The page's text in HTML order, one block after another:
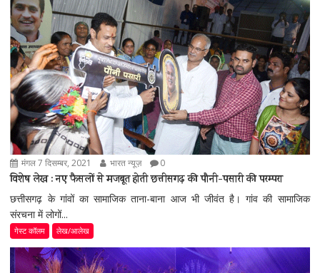
मंगल 7 दिसम्बर, 2021 भारत न्यूज़ 0
विशेष लेख : नए फैसलों से मजबूत होती छत्तीसगढ़ की पौनी-पसारी की परम्परा
छत्तीसगढ़ के गांवों का सामाजिक ताना-बाना आज भी जीवंत है। गांव की सामाजिक
संरचना में लोगों...
गेस्ट कॉलम लेख/आलेख